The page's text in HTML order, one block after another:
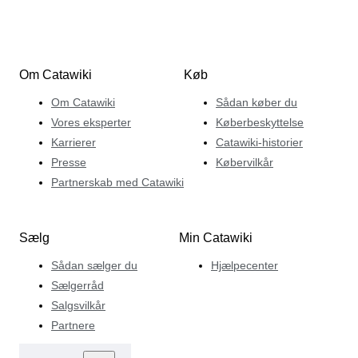
Om Catawiki
Om Catawiki
Vores eksperter
Karrierer
Presse
Partnerskab med Catawiki
Køb
Sådan køber du
Køberbeskyttelse
Catawiki-historier
Købervilkår
Sælg
Sådan sælger du
Sælgerråd
Salgsvilkår
Partnere
Min Catawiki
Hjælpecenter